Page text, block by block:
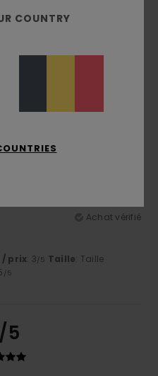
2026
Achat vérifié
prix
5
Achat vérifié
prix: 3/5 Taille: Taille
/5
/5
COUNTRY